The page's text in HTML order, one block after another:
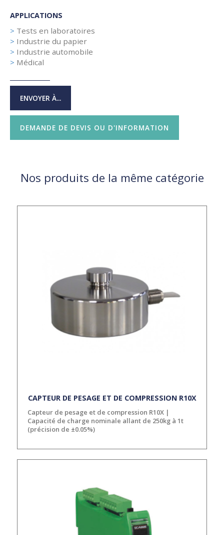
APPLICATIONS
> Tests en laboratoires
> Industrie du papier
> Industrie automobile
> Médical
ENVOYER À...
DEMANDE DE DEVIS OU D'INFORMATION
Nos produits de la même catégorie
CAPTEUR DE PESAGE ET DE COMPRESSION R10X
Capteur de pesage et de compression R10X |
Capacité de charge nominale allant de 250kg à 1t
(précision de ±0.05%)